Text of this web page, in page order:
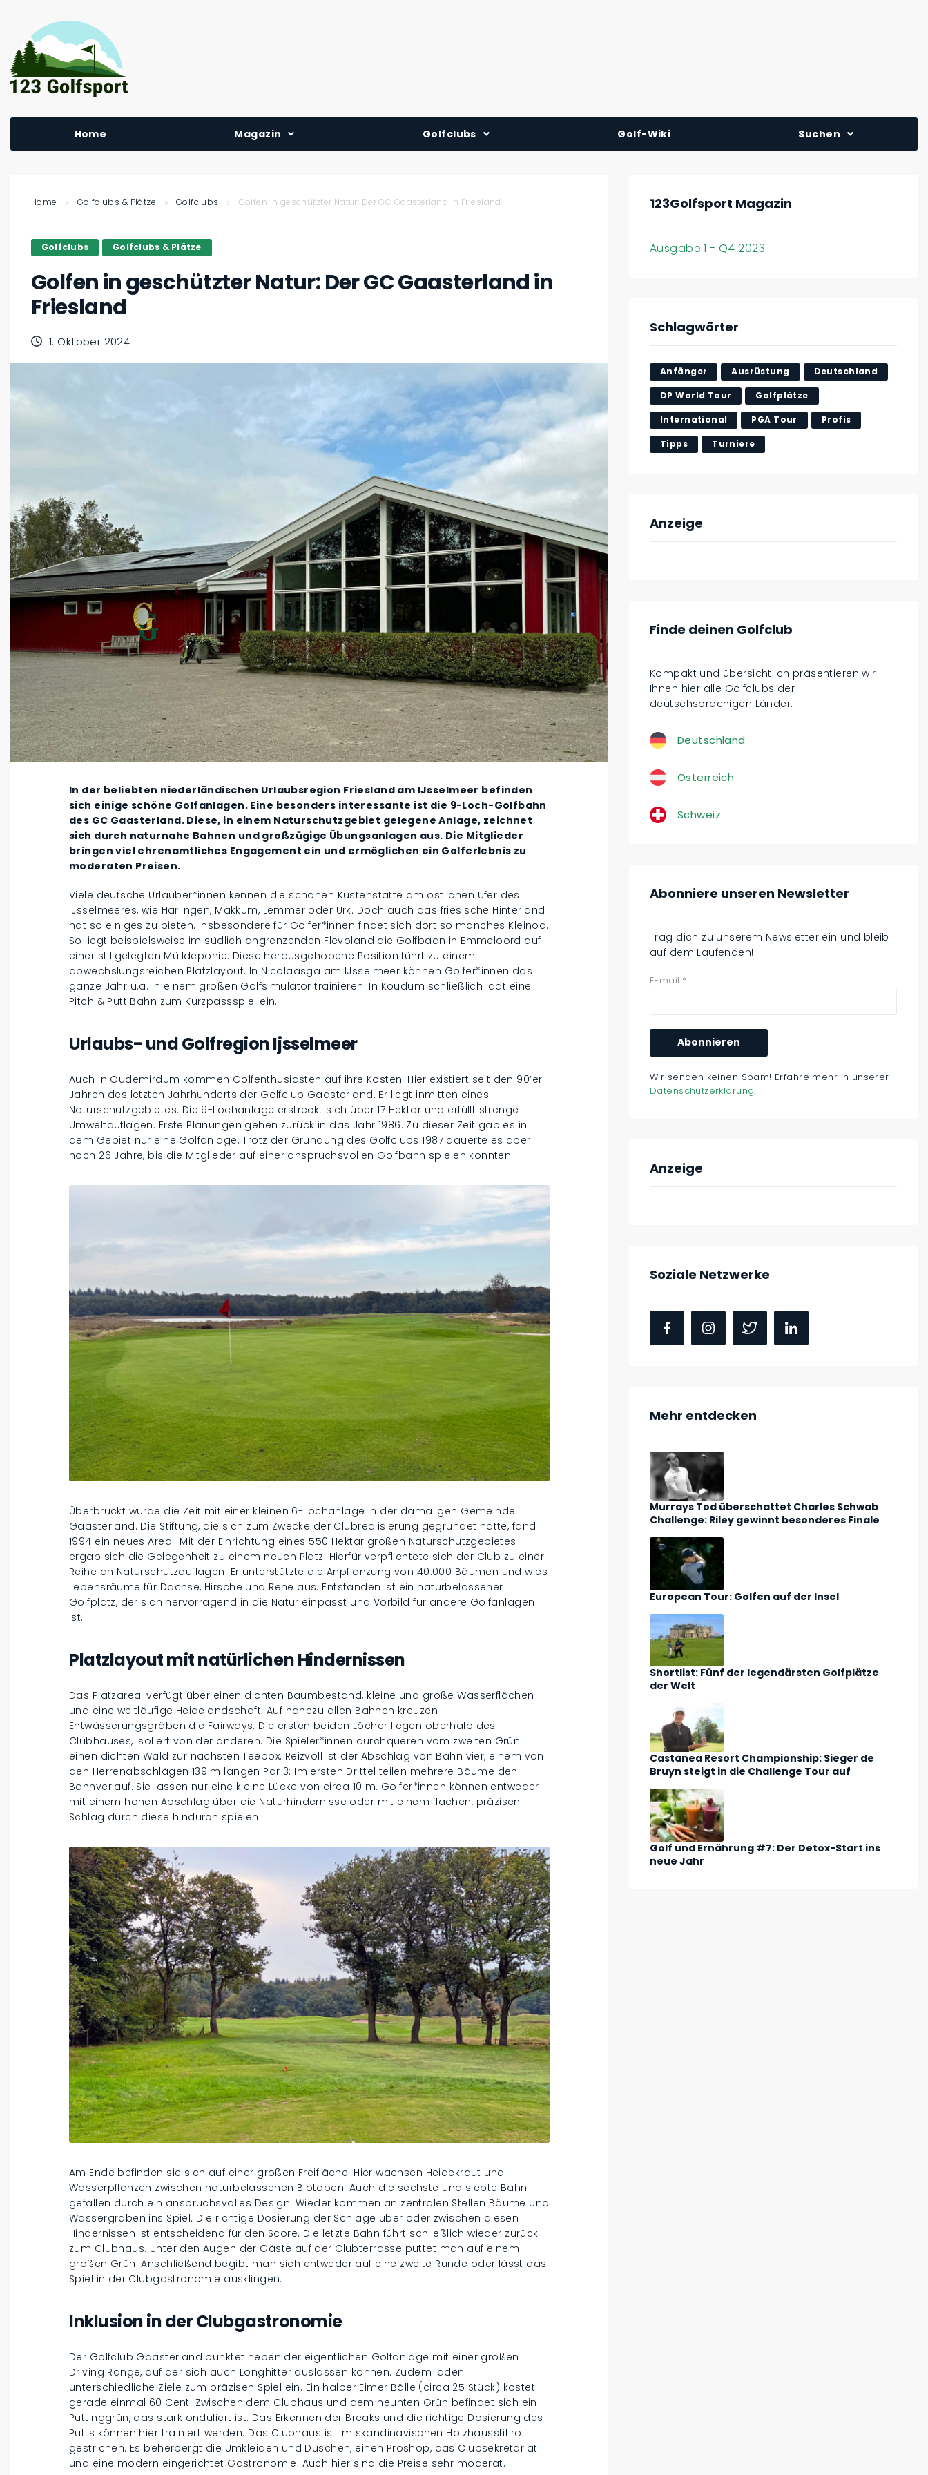
Home Magazin
Golfclubs
Golf-Wiki Suchen
Home Golfclubs & Plätze Golfclubs Golfen in geschützter Natur: Der GC Gaasterland in Friesland
Golfclubs Golfclubs & Plätze
Golfen in geschützter Natur: Der GC Gaasterland in
Friesland
1. Oktober 2024
In der beliebten niederländischen Urlaubsregion Friesland am IJsselmeer befinden
sich einige schöne Golfanlagen. Eine besonders interessante ist die 9-Loch-Golfbahn
des GC Gaasterland. Diese, in einem Naturschutzgebiet gelegene Anlage, zeichnet
sich durch naturnahe Bahnen und großzügige Übungsanlagen aus. Die Mitglieder
bringen viel ehrenamtliches Engagement ein und ermöglichen ein Golferlebnis zu
moderaten Preisen.
Viele deutsche Urlauber*innen kennen die schönen Küstenstätte am östlichen Ufer des
IJsselmeeres, wie Harlingen, Makkum, Lemmer oder Urk. Doch auch das friesische Hinterland
hat so einiges zu bieten. Insbesondere für Golfer*innen findet sich dort so manches Kleinod.
So liegt beispielsweise im südlich angrenzenden Flevoland die Golfbaan in Emmeloord auf
einer stillgelegten Mülldeponie. Diese herausgehobene Position führt zu einem
abwechslungsreichen Platzlayout. In Nicolaasga am IJsselmeer können Golfer*innen das
ganze Jahr u.a. in einem großen Golfsimulator trainieren. In Koudum schließlich lädt eine
Pitch & Putt Bahn zum Kurzpassspiel ein.
Urlaubs- und Golfregion Ijsselmeer
Auch in Oudemirdum kommen Golfenthusiasten auf ihre Kosten. Hier existiert seit den 90’er
Jahren des letzten Jahrhunderts der Golfclub Gaasterland. Er liegt inmitten eines
Naturschutzgebietes. Die 9-Lochanlage erstreckt sich über 17 Hektar und erfüllt strenge
Umweltauflagen. Erste Planungen gehen zurück in das Jahr 1986. Zu dieser Zeit gab es in
dem Gebiet nur eine Golfanlage. Trotz der Gründung des Golfclubs 1987 dauerte es aber
noch 26 Jahre, bis die Mitglieder auf einer anspruchsvollen Golfbahn spielen konnten.
Überbrückt wurde die Zeit mit einer kleinen 6-Lochanlage in der damaligen Gemeinde
Gaasterland. Die Stiftung, die sich zum Zwecke der Clubrealisierung gegründet hatte, fand
1994 ein neues Areal. Mit der Einrichtung eines 550 Hektar großen Naturschutzgebietes
ergab sich die Gelegenheit zu einem neuen Platz. Hierfür verpflichtete sich der Club zu einer
Reihe an Naturschutzauflagen: Er unterstützte die Anpflanzung von 40.000 Bäumen und wies
Lebensräume für Dachse, Hirsche und Rehe aus. Entstanden ist ein naturbelassener
Golfplatz, der sich hervorragend in die Natur einpasst und Vorbild für andere Golfanlagen
ist.
Platzlayout mit natürlichen Hindernissen
Das Platzareal verfügt über einen dichten Baumbestand, kleine und große Wasserflächen
und eine weitläufige Heidelandschaft. Auf nahezu allen Bahnen kreuzen
Entwässerungsgräben die Fairways. Die ersten beiden Löcher liegen oberhalb des
Clubhauses, isoliert von der anderen. Die Spieler*innen durchqueren vom zweiten Grün
einen dichten Wald zur nächsten Teebox. Reizvoll ist der Abschlag von Bahn vier, einem von
den Herrenabschlägen 139 m langen Par 3: Im ersten Drittel teilen mehrere Bäume den
Bahnverlauf. Sie lassen nur eine kleine Lücke von circa 10 m. Golfer*innen können entweder
mit einem hohen Abschlag über die Naturhindernisse oder mit einem flachen, präzisen
Schlag durch diese hindurch spielen.
Am Ende befinden sie sich auf einer großen Freifläche. Hier wachsen Heidekraut und
Wasserpflanzen zwischen naturbelassenen Biotopen. Auch die sechste und siebte Bahn
gefallen durch ein anspruchsvolles Design. Wieder kommen an zentralen Stellen Bäume und
Wassergräben ins Spiel. Die richtige Dosierung der Schläge über oder zwischen diesen
Hindernissen ist entscheidend für den Score. Die letzte Bahn führt schließlich wieder zurück
zum Clubhaus. Unter den Augen der Gäste auf der Clubterrasse puttet man auf einem
großen Grün. Anschließend begibt man sich entweder auf eine zweite Runde oder lässt das
Spiel in der Clubgastronomie ausklingen.
Inklusion in der Clubgastronomie
Der Golfclub Gaasterland punktet neben der eigentlichen Golfanlage mit einer großen
Driving Range, auf der sich auch Longhitter auslassen können. Zudem laden
unterschiedliche Ziele zum präzisen Spiel ein. Ein halber Eimer Bälle (circa 25 Stück) kostet
gerade einmal 60 Cent. Zwischen dem Clubhaus und dem neunten Grün befindet sich ein
Puttinggrün, das stark onduliert ist. Das Erkennen der Breaks und die richtige Dosierung des
Putts können hier trainiert werden. Das Clubhaus ist im skandinavischen Holzhausstil rot
gestrichen. Es beherbergt die Umkleiden und Duschen, einen Proshop, das Clubsekretariat
und eine modern eingerichtet Gastronomie. Auch hier sind die Preise sehr moderat.
123Golfsport Magazin
Ausgabe 1 - Q4 2023
Schlagwörter
Anfänger Ausrüstung Deutschland
DP World Tour Golfplätze
International PGA Tour Profis
Tipps Turniere
Anzeige
Finde deinen Golfclub
Kompakt und übersichtlich präsentieren wir
Ihnen hier alle Golfclubs der
deutschsprachigen Länder.
Deutschland
Österreich
Schweiz
Abonniere unseren Newsletter
Trag dich zu unserem Newsletter ein und bleib
auf dem Laufenden!
E-mail *
Wir senden keinen Spam! Erfahre mehr in unserer
Datenschutzerklärung.
Anzeige
Soziale Netzwerke
Mehr entdecken
Murrays Tod überschattet Charles Schwab
Challenge: Riley gewinnt besonderes Finale
European Tour: Golfen auf der Insel
Shortlist: Fünf der legendärsten Golfplätze
der Welt
Castanea Resort Championship: Sieger de
Bruyn steigt in die Challenge Tour auf
Golf und Ernährung #7: Der Detox-Start ins
neue Jahr